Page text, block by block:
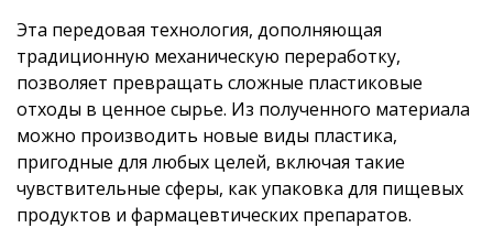
Эта передовая технология, дополняющая
традиционную механическую переработку,
позволяет превращать сложные пластиковые
отходы в ценное сырье. Из полученного материала
можно производить новые виды пластика,
пригодные для любых целей, включая такие
чувствительные сферы, как упаковка для пищевых
продуктов и фармацевтических препаратов.